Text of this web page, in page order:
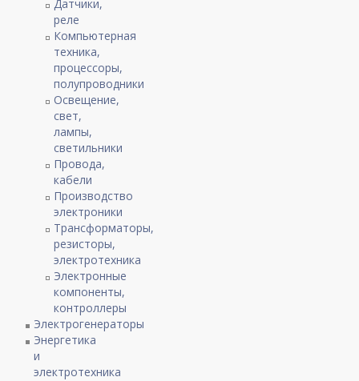
Датчики,
реле
Компьютерная
техника,
процессоры,
полупроводники
Освещение,
свет,
лампы,
светильники
Провода,
кабели
Производство
электроники
Трансформаторы,
резисторы,
электротехника
Электронные
компоненты,
контроллеры
Электрогенераторы
Энергетика
и
электротехника